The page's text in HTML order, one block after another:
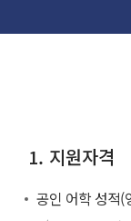
1. 지원자격
공인 어학 성적(